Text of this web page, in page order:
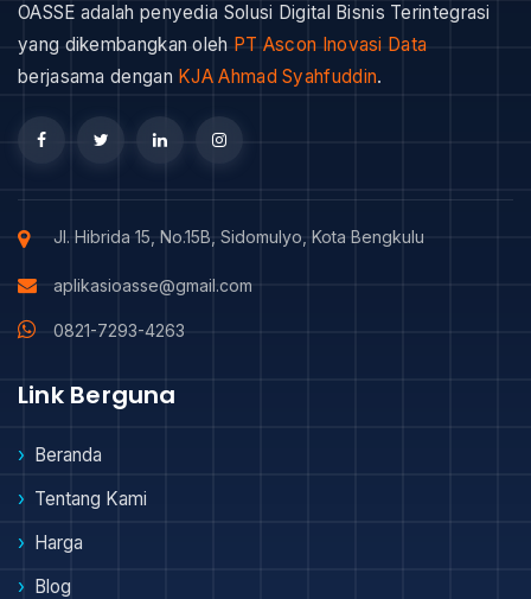
OASSE adalah penyedia Solusi Digital Bisnis Terintegrasi
yang dikembangkan oleh PT Ascon Inovasi Data
berjasama dengan KJA Ahmad Syahfuddin.
Jl. Hibrida 15, No.15B, Sidomulyo, Kota Bengkulu
aplikasioasse@gmail.com
0821-7293-4263
Link Berguna
Beranda
Tentang Kami
Harga
Blog